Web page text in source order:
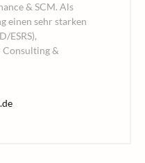
& SCM. Als
einen sehr starken
ESRS),
Consulting &